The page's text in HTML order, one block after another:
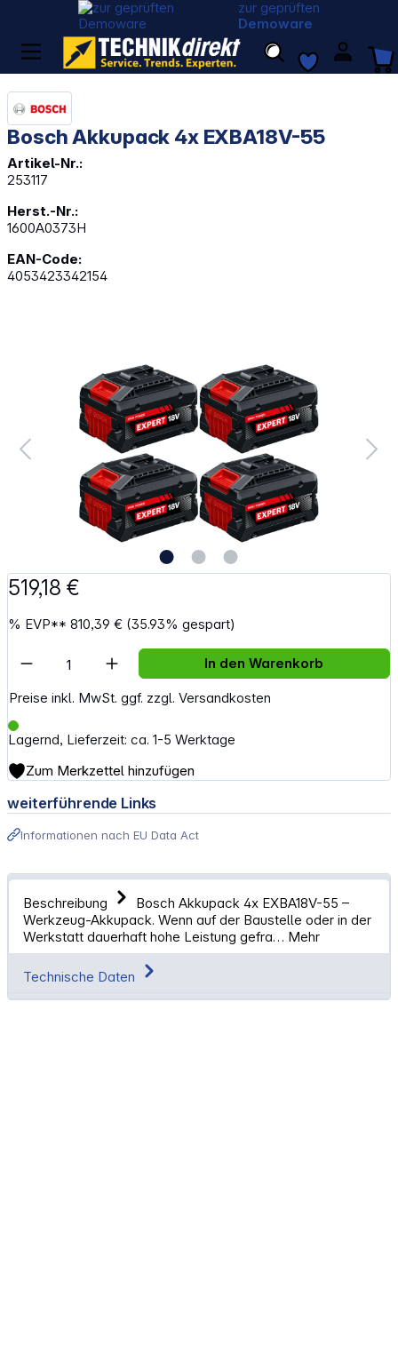
zur geprüften
Demoware
Bosch Akkupack 4x EXBA18V-55
Artikel-Nr.:
253117
Herst.-Nr.:
1600A0373H
EAN-Code:
4053423342154
519,18 €
% EVP**810,39 € (35.93% gespart)
Preise inkl. MwSt. ggf. zzgl. Versandkosten
Lagernd, Lieferzeit: ca. 1-5 Werktage
Artikel Anzahl: Gib den gewünschten
In den Warenkorb
Zum Merkzettel hinzufügen
weiterführende Links
Informationen nach EU Data Act
Beschreibung
Bosch Akkupack 4x EXBA18V-55 –
Werkzeug-Akkupack. Wenn auf der Baustelle oder in der
Werkstatt dauerhaft hohe Leistung gefra… Mehr
Technische Daten